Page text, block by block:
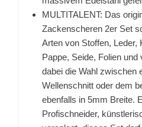
MULTITALENT: Das
Zackenscheren 2er Set
Arten von Stoffen, Leder,
Pappe, Seide, Folien
dabei die Wahl zwischen
Wellenschnitt oder dem
ebenfalls in 5mm Breite.
Profischneider,